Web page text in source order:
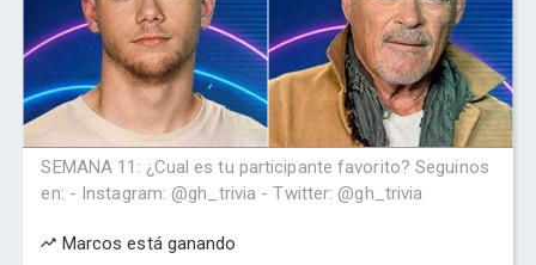
SEMANA 11: ¿Cual es tu participante favorito? Seguinos
en: - Instagram: @gh_trivia - Twitter: @gh_trivia
Marcos está ganando